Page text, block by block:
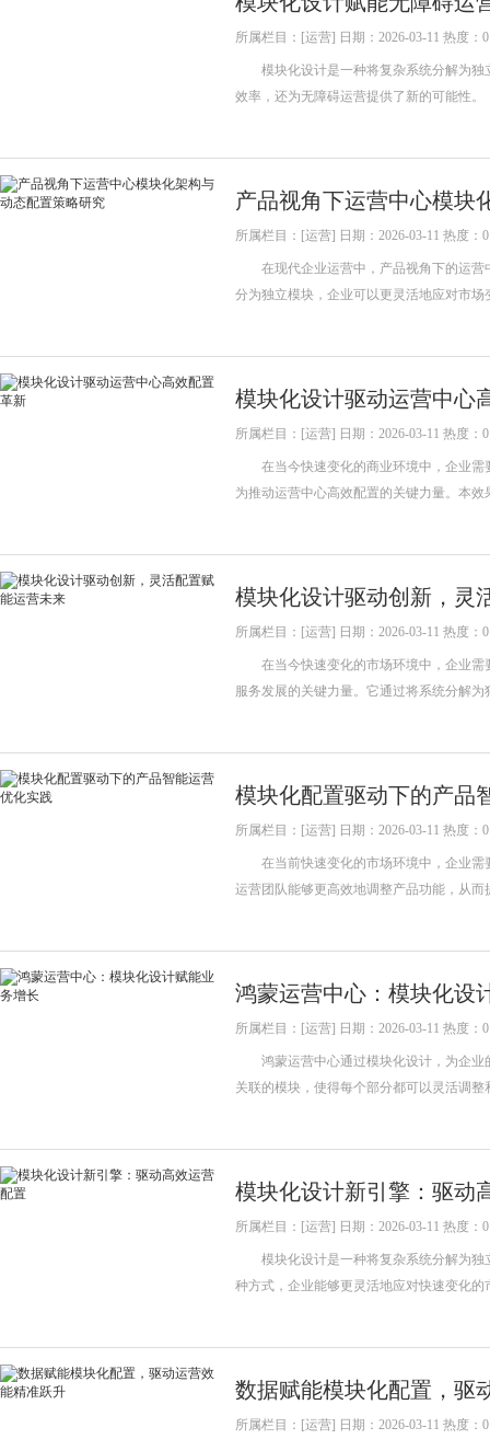
所属栏目：[运营] 日期：2026-03-11 热度：0
模块化设计是一种将复杂系统分解为独
效率，还为无障碍运营提供了新的可能性
产品视角下运营中心模块
所属栏目：[运营] 日期：2026-03-11 热度：0
在现代企业运营中，产品视角下的运营
分为独立模块，企业可以更灵活地应对市
模块化设计驱动运营中心
所属栏目：[运营] 日期：2026-03-11 热度：0
在当今快速变化的商业环境中，企业需
为推动运营中心高效配置的关键力量。
模块化设计驱动创新，灵
所属栏目：[运营] 日期：2026-03-11 热度：0
在当今快速变化的市场环境中，企业需
服务发展的关键力量。它通过将系统分解
模块化配置驱动下的产品
所属栏目：[运营] 日期：2026-03-11 热度：0
在当前快速变化的市场环境中，企业需
运营团队能够更高效地调整产品功能，从
鸿蒙运营中心：模块化设
所属栏目：[运营] 日期：2026-03-11 热度：0
鸿蒙运营中心通过模块化设计，为企业
关联的模块，使得每个部分都可以灵活调
模块化设计新引擎：驱动
所属栏目：[运营] 日期：2026-03-11 热度：0
模块化设计是一种将复杂系统分解为独
种方式，企业能够更灵活地应对快速变化
数据赋能模块化配置，驱
所属栏目：[运营] 日期：2026-03-11 热度：0